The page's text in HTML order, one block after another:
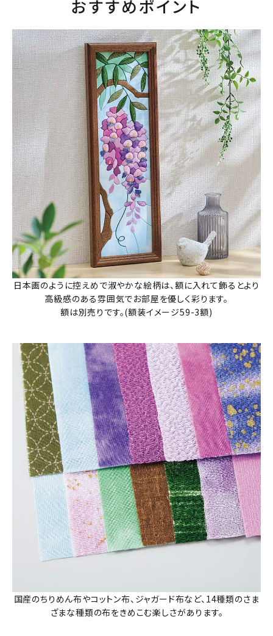
おすすめポイント
日本画のように控えめで淑やかな絵柄は、額に入れて飾るとより
高級感のある雰囲気でお部屋を優しく彩ります。
額は別売りです。(額装イメージ59-3額)
国産のちりめん布やコットン布、ジャガード布など、14種類のさま
ざまな種類の布をきめこむ楽しさがあります。